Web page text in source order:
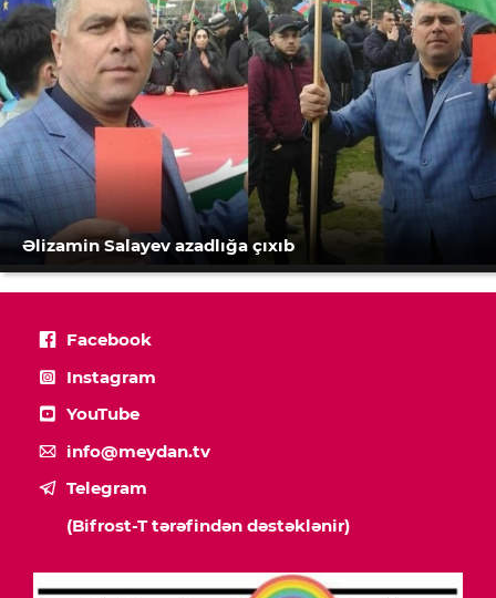
Əlizamin Salayev azadlığa çıxıb
Facebook
Instagram
YouTube
info@meydan.tv
Telegram
(Bifrost-T tərəfindən dəstəklənir)